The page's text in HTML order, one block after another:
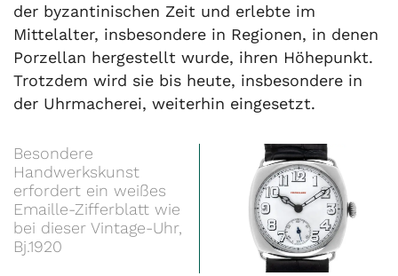
der byzantinischen Zeit und erlebte im
Mittelalter, insbesondere in Regionen, in denen
Porzellan hergestellt wurde, ihren Höhepunkt.
Trotzdem wird sie bis heute, insbesondere in
der Uhrmacherei, weiterhin eingesetzt.
Besondere
Handwerkskunst
erfordert ein weißes
Emaille-Zifferblatt wie
bei dieser Vintage-Uhr,
Bj.1920